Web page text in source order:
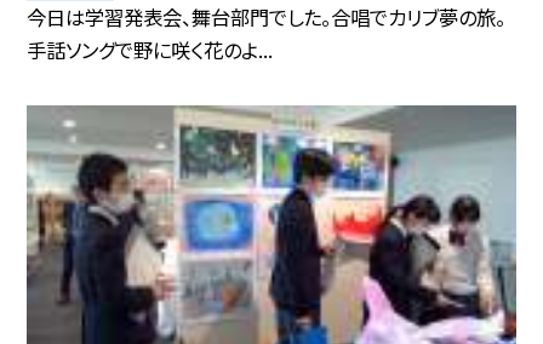
今日は学習発表会、舞台部門でした。合唱でカリブ夢の旅。
手話ソングで野に咲く花のよ...